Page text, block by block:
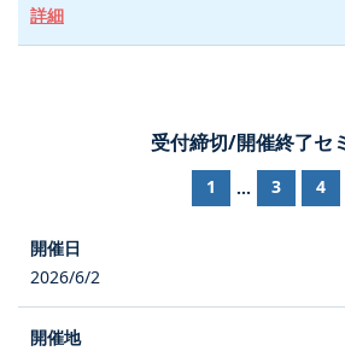
詳細
受付締切/開催終了セ
1 ... 3 4
2026/6/2